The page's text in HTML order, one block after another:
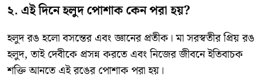
২. এই দিনে হলুদ পোশাক কেন পরা হয়?
হলুদ রঙ হলো বসন্তের এবং জ্ঞানের প্রতীক। মা সরস্বতীর প্রিয় রঙ
হলুদ, তাই দেবীকে প্রসন্ন করতে এবং নিজের জীবনে ইতিবাচক
শক্তি আনতে এই রঙের পোশাক পরা হয়।